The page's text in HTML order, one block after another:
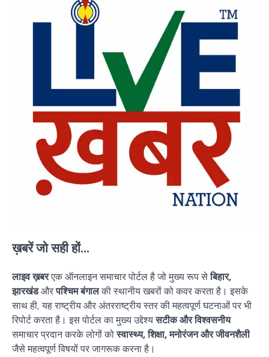
ख़बरें जो सही हों...
लाइव ख़बरएक ऑनलाइन समाचार पोर्टल है जो मुख्य रूप सेबिहार,
झारखंडऔरपश्चिम बंगालकी स्थानीय खबरों को कवर करता है। इसके
साथ ही, यह राष्ट्रीय और अंतरराष्ट्रीय स्तर की महत्वपूर्ण घटनाओं पर भी
रिपोर्ट करता है। इस पोर्टल का मुख्य उद्देश्यसटीक और विश्वसनीय
समाचार प्रदान करके लोगों कोस्वास्थ्य, शिक्षा, मनोरंजन और जीवनशैली
जैसे महत्वपूर्ण विषयों पर जागरूक करना है।